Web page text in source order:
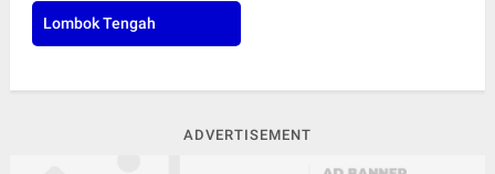
Lombok Tengah
ADVERTISEMENT